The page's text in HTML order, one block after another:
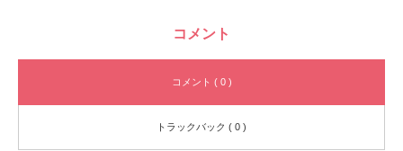
コメント
コメント ( 0 )
トラックバック ( 0 )